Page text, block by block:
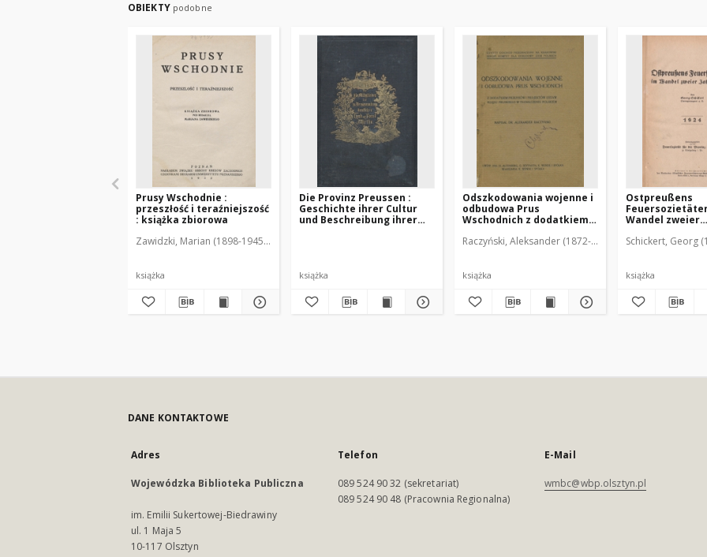
OBIEKTY podobne
Prusy Wschodnie :
przeszłość i teraźniejszość
: książka zbiorowa
Zawidzki, Marian (1898-1945). Red.
książka
Die Provinz Preussen :
Geschichte ihrer Cultur
und Beschreibung ihrer
XXIV. Versammlung
Forstwirthe zu Königsberg
in Pr.
książka
Odszkodowania wojenne i
odbudowa Prus
Wschodnich z dodatkiem
ustaw rządu pruskiego w
Raczyński, Aleksander (1872-1948)
książka
Ostpreußens
Wandel zweier
Schickert, Georg
książka
DANE KONTAKTOWE
Adres
Wojewódzka Biblioteka Publiczna
im. Emilii Sukertowej-Biedrawiny
ul. 1 Maja 5
10-117 Olsztyn
Telefon
089 524 90 32 (sekretariat)
089 524 90 48 (Pracownia Regionalna)
E-Mail
wmbc@wbp.olsztyn.pl